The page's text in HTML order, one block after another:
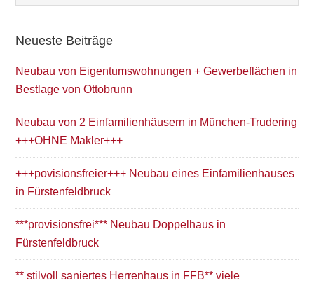
Neueste Beiträge
Neubau von Eigentumswohnungen + Gewerbeflächen in
Bestlage von Ottobrunn
Neubau von 2 Einfamilienhäusern in München-Trudering
+++OHNE Makler+++
+++povisionsfreier+++ Neubau eines Einfamilienhauses
in Fürstenfeldbruck
***provisionsfrei*** Neubau Doppelhaus in
Fürstenfeldbruck
** stilvoll saniertes Herrenhaus in FFB** viele